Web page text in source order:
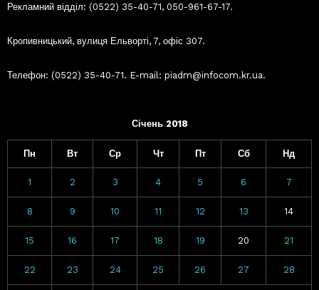
Рекламний відділ: (0522) 35-40-71, 050-961-67-17.
Кропивницький, вулиця Ельворті, 7, офіс 307.
Телефон: (0522) 35-40-71. E-mail: piadm@infocom.kr.ua.
Січень 2018
Пн Вт Ср Чт Пт Сб Нд
1 2 3 4 5 6 7
8 9 10 11 12 13 14
15 16 17 18 19 20 21
22 23 24 25 26 27 28